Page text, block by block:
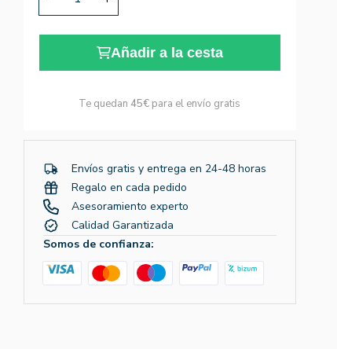
Añadir a la cesta
Te quedan 45€ para el envío gratis
Envíos gratis y entrega en 24-48 horas
Regalo en cada pedido
Asesoramiento experto
Calidad Garantizada
Somos de confianza: